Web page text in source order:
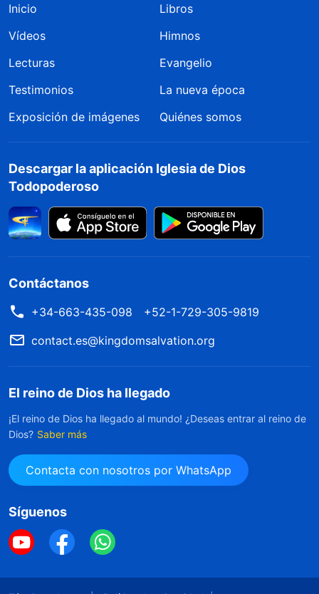
Inicio
Libros
Vídeos
Himnos
Lecturas
Evangelio
Testimonios
La nueva época
Exposición de imágenes
Quiénes somos
Descargar la aplicación Iglesia de Dios
Todopoderoso
Contáctanos
+34-663-435-098
+52-1-729-305-9819
contact.es@kingdomsalvation.org
El reino de Dios ha llegado
¡El reino de Dios ha llegado al mundo! ¿Deseas entrar al reino de
Dios? Saber más
Contacta con nosotros por WhatsApp
Síguenos